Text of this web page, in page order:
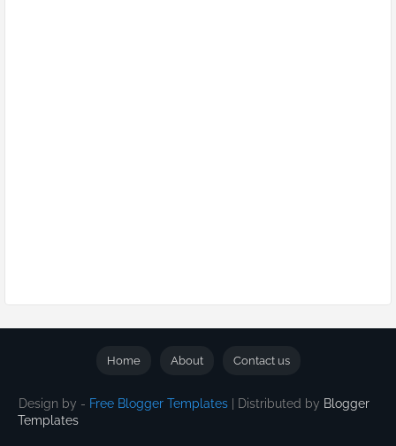
Design by - Free Blogger Templates | Distributed by Blogger
Templates
Home About Contact us